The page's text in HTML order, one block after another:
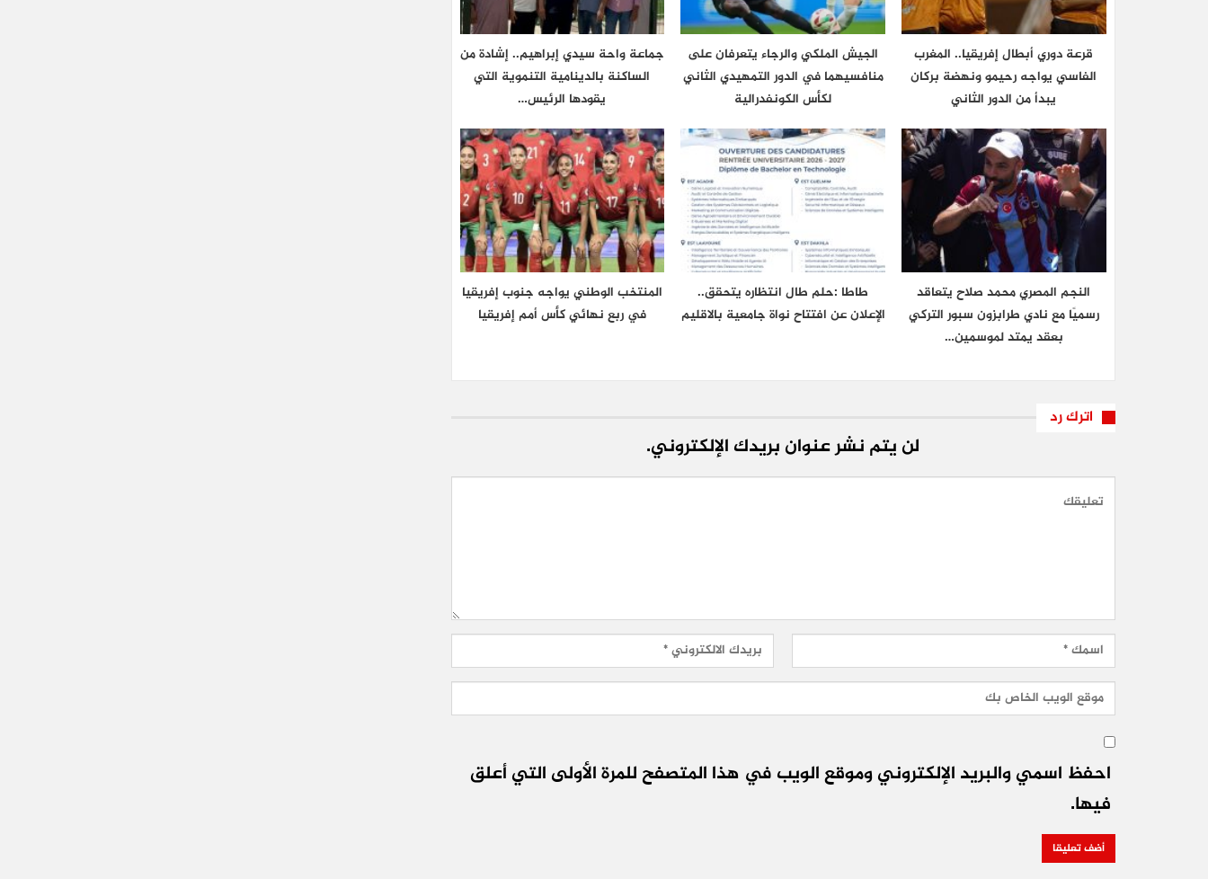
قرعة دوري أبطال إفريقيا.. المغرب
الفاسي يواجه رحيمو ونهضة بركان
يبدأ من الدور الثاني
الجيش الملكي والرجاء يتعرفان على
منافسيهما في الدور التمهيدي الثاني
لكأس الكونفدرالية
جماعة واحة سيدي إبراهيم.. إشادة من
الساكنة بالدينامية التنموية التي
يقودها الرئيس…
النجم المصري محمد صلاح يتعاقد
رسميًا مع نادي طرابزون سبور التركي
بعقد يمتد لموسمين…
طاطا :حلم طال انتظاره يتحقق..
الإعلان عن افتتاح نواة جامعية بالاقليم
المنتخب الوطني يواجه جنوب إفريقيا
في ربع نهائي كأس أمم إفريقيا
اترك رد
لن يتم نشر عنوان بريدك الإلكتروني.
احفظ اسمي والبريد الإلكتروني وموقع الويب في هذا المتصفح للمرة الأولى التي أعلق
فيها.